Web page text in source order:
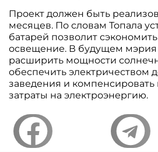
Проект должен быть
месяцев. По словам Топала
батарей позволит
освещение. В будущем мэрия
расширить мощности
обеспечить электричеством
заведения и
затраты на электроэнергию.